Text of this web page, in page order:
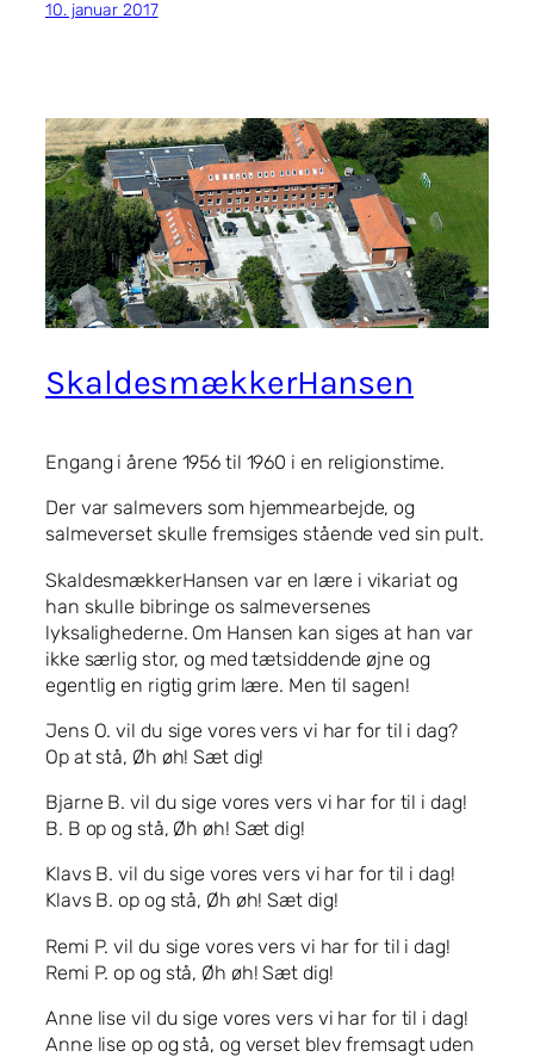
10. januar 2017
SkaldesmækkerHansen
Engang i årene 1956 til 1960 i en religionstime.
Der var salmevers som hjemmearbejde, og
salmeverset skulle fremsiges stående ved sin pult.
SkaldesmækkerHansen var en lære i vikariat og
han skulle bibringe os salmeversenes
lyksalighederne. Om Hansen kan siges at han var
ikke særlig stor, og med tætsiddende øjne og
egentlig en rigtig grim lære. Men til sagen!
Jens O. vil du sige vores vers vi har for til i dag?
Op at stå, Øh øh! Sæt dig!
Bjarne B. vil du sige vores vers vi har for til i dag!
B. B op og stå, Øh øh! Sæt dig!
Klavs B. vil du sige vores vers vi har for til i dag!
Klavs B. op og stå, Øh øh! Sæt dig!
Remi P. vil du sige vores vers vi har for til i dag!
Remi P. op og stå, Øh øh! Sæt dig!
Anne lise vil du sige vores vers vi har for til i dag!
Anne lise op og stå, og verset blev fremsagt uden